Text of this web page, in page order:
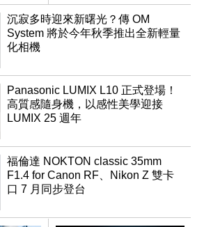
沉寂多時迎來新曙光？傳 OM
System 將於今年秋季推出全新輕量
化相機
Panasonic LUMIX L10 正式登場！
高質感隨身機，以感性美學迎接
LUMIX 25 週年
福倫達 NOKTON classic 35mm
F1.4 for Canon RF、Nikon Z 雙卡
口 7 月同步登台